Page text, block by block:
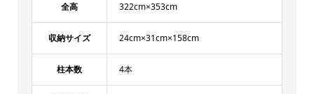
全高 322cm×353cm
収納サイズ 24cm×31cm×158cm
柱本数 4本